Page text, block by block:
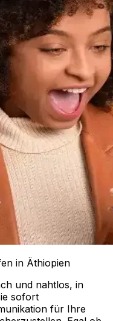
in Äthiopien
und nahtlos, in
sofort
für Ihre